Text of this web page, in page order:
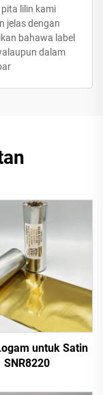
lilin kami
jelas dengan
bahawa label
dalam
untuk Satin
SNR8220